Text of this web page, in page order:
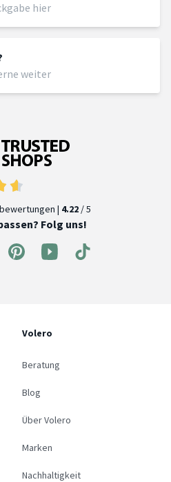
hier
weiter
| 4.22 / 5
Folg uns!
Volero
Beratung
Blog
Über Volero
Marken
Nachhaltigkeit